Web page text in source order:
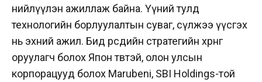
нийлүүлэн ажиллаж байна. Үүний тулд
технологийн борлуулалтын суваг, сүлжээ үүсгэх
нь эхний ажил. Бид өөрсдийн стратегийн хөрөнгө
оруулагч болох Япон төвтэй, олон улсын
корпорацууд болох Marubeni, SBI Holdings-той